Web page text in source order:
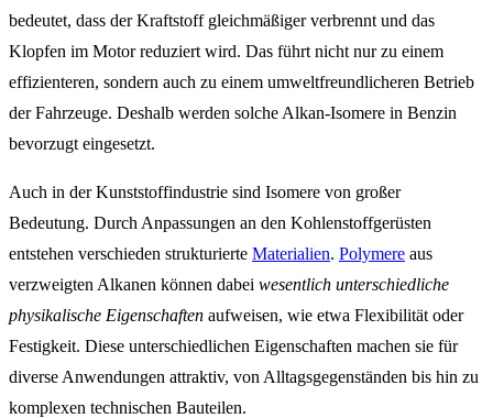
bedeutet, dass der Kraftstoff gleichmäßiger verbrennt und das
Klopfen im Motor reduziert wird. Das führt nicht nur zu einem
effizienteren, sondern auch zu einem umweltfreundlicheren Betrieb
der Fahrzeuge. Deshalb werden solche Alkan-Isomere in Benzin
bevorzugt eingesetzt.
Auch in der Kunststoffindustrie sind Isomere von großer
Bedeutung. Durch Anpassungen an den Kohlenstoffgerüsten
entstehen verschieden strukturierte Materialien. Polymere aus
verzweigten Alkanen können dabei wesentlich unterschiedliche
physikalische Eigenschaften aufweisen, wie etwa Flexibilität oder
Festigkeit. Diese unterschiedlichen Eigenschaften machen sie für
diverse Anwendungen attraktiv, von Alltagsgegenständen bis hin zu
komplexen technischen Bauteilen.